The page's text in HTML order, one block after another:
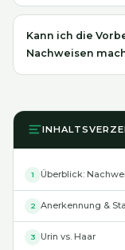
Kann ich die
Nachweisen
1 Überblick:
2 Anerkennung &
3 Urin vs. Haar